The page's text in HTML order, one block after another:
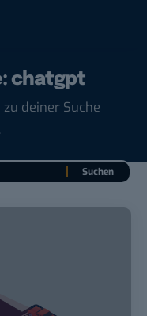
chatgpt
deiner Suche